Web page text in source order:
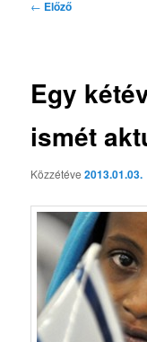
Bejegyzés
← Előző
Egy
ismét
Közzétéve2013.01.03.